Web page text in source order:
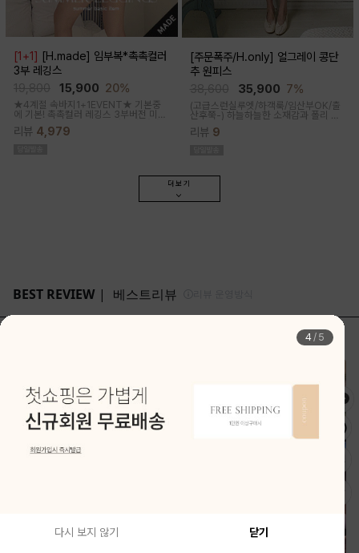
[1+1] [H.made] 임부복*촉촉컬러
3부 레깅스
15,900 20%
★4계절 속바지1+1EVENT★ 기본중
에 기본! 촉촉컬러 레깅스 3부버전 미니
원피스나 스커트안에 쏙~사계절 내내
필수템인 3부 속바지쫀쫀한 신축성으로
리뷰 4,979
[주문폭주/H.only] 얼그레이 콩단
추 원피스
35,900 7%
(고급스런실루엣/하객룩/임산부OK/출
산후쭉-) 하늘하늘한 소재감과 폴리 원
단의 부드러운 터치감으로 걸을때마다
우아하고 A라인으로 롱하게 떨어지는
리뷰 9
더보기
4 / 5
다시 보지 않기 닫기